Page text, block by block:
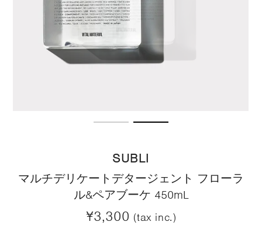
SUBLI
マルチデリケートデタージェント フローラ
ル&ペアブーケ 450mL
¥3,300 (tax inc.)